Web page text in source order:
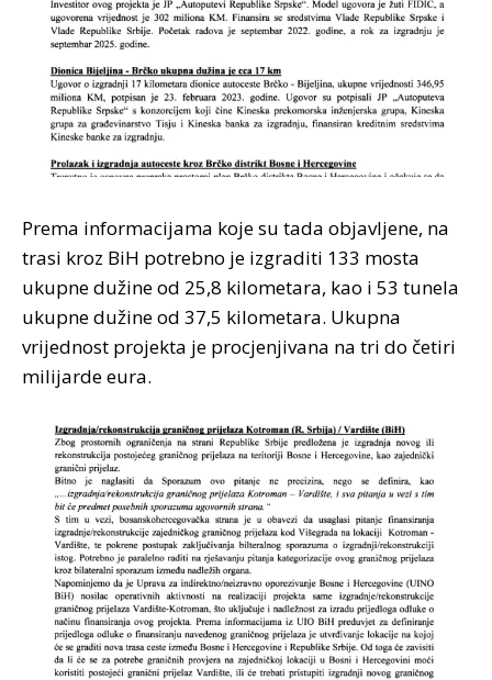
Prema informacijama koje su tada objavljene, na
trasi kroz BiH potrebno je izgraditi 133 mosta
ukupne dužine od 25,8 kilometara, kao i 53 tunela
ukupne dužine od 37,5 kilometara. Ukupna
vrijednost projekta je procjenjivana na tri do četiri
milijarde eura.